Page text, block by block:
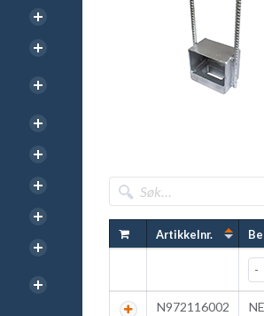
Artikkelnr.
N972116002